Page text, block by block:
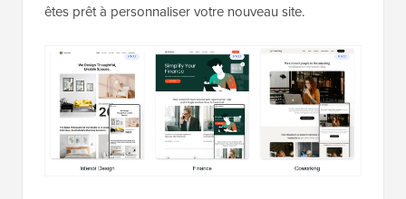
êtes prêt à personnaliser votre nouveau site.